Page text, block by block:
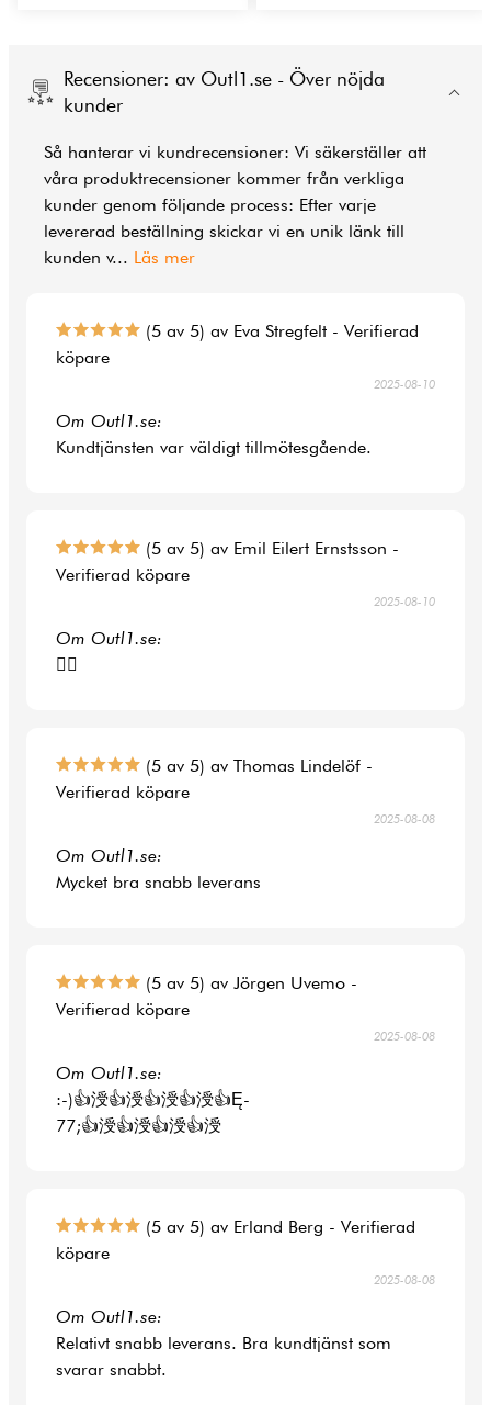
Recensioner: av Outl1.se - Över nöjda
kunder
Så hanterar vi kundrecensioner: Vi säkerställer att
våra produktrecensioner kommer från verkliga
kunder genom följande process: Efter varje
levererad beställning skickar vi en unik länk till
kunden v... Läs mer
(5 av 5) av Eva Stregfelt - Verifierad
köpare
2025-08-10
Om Outl1.se:
Kundtjänsten var väldigt tillmötesgående.
(5 av 5) av Emil Eilert Ernstsson -
Verifierad köpare
2025-08-10
Om Outl1.se:
👍🏻
(5 av 5) av Thomas Lindelöf -
Verifierad köpare
2025-08-08
Om Outl1.se:
Mycket bra snabb leverans
(5 av 5) av Jörgen Uvemo -
Verifierad köpare
2025-08-08
Om Outl1.se:
:-)👍涭👍涭👍涭👍涭👍Ę-
77;👍涭👍涭👍涭👍涭
(5 av 5) av Erland Berg - Verifierad
köpare
2025-08-08
Om Outl1.se:
Relativt snabb leverans. Bra kundtjänst som
svarar snabbt.